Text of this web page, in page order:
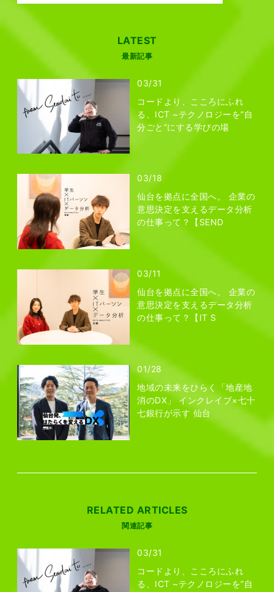
LATEST
最新記事
03/31
コードより、こころにふれ
る、ICT ~テクノロジーを“自
分ごと”にする学びの場
03/18
仙台を拠点に全国へ。 企業の
意思決定を支えるデータ分析
の仕事って？【SEND
03/11
仙台を拠点に全国へ。 企業の
意思決定を支えるデータ分析
の仕事って？【IT S
01/28
地域の未来をひらく「地産地
消のDX」 インクレイブ×七十
七銀行が示す 仙台
RELATED ARTICLES
関連記事
03/31
コードより、こころにふれ
る、ICT ~テクノロジーを“自